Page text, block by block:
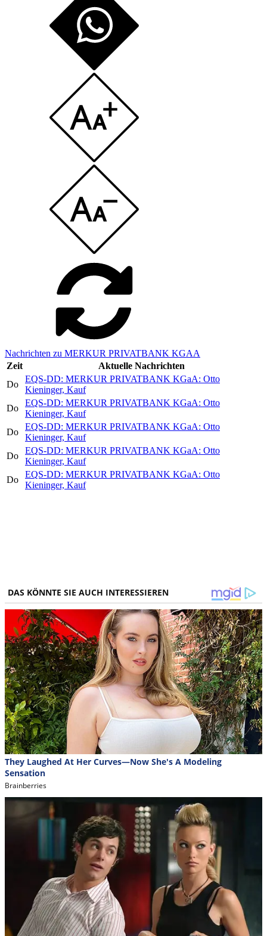
Nachrichten zu MERKUR PRIVATBANK KGAA
Zeit
Aktuelle Nachrichten
Do
EQS-DD: MERKUR PRIVATBANK KGaA: Otto
Kieninger, Kauf
Do
EQS-DD: MERKUR PRIVATBANK KGaA: Otto
Kieninger, Kauf
Do
EQS-DD: MERKUR PRIVATBANK KGaA: Otto
Kieninger, Kauf
Do
EQS-DD: MERKUR PRIVATBANK KGaA: Otto
Kieninger, Kauf
Do
EQS-DD: MERKUR PRIVATBANK KGaA: Otto
Kieninger, Kauf